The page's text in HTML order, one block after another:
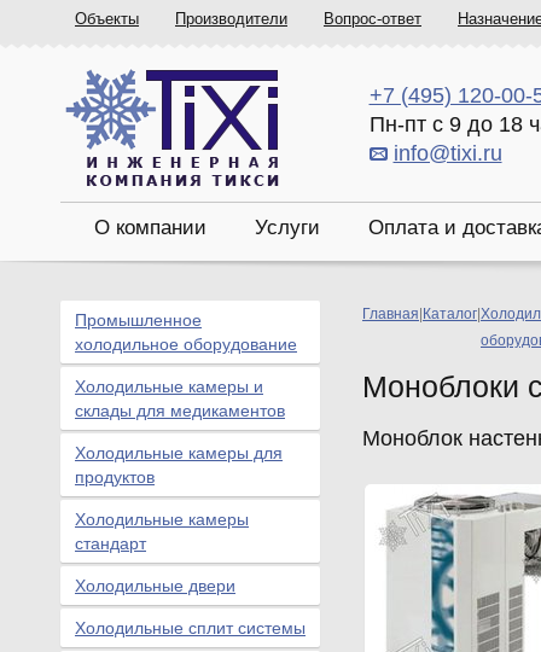
Объекты Производители Вопрос-ответ
+7 (495) 120-00-
Пн-пт с 9 до 18
info@tixi.ru
О компании Услуги Оплата и
Главная Каталог
Моноблоки
Моноблок
Промышленное
холодильное оборудование
Холодильные камеры и
склады для медикаментов
Холодильные камеры для
продуктов
Холодильные камеры
стандарт
Холодильные двери
Холодильные сплит системы